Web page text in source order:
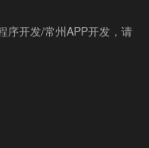
序开发/常州APP开发，请